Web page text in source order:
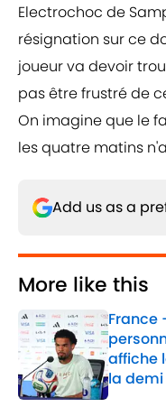
Electrochoc de
résignation sur ce
joueur va devoir
pas être frustré de
On imagine que le
les quatre matins
Add us as a
More like this
France
affiche
la demi